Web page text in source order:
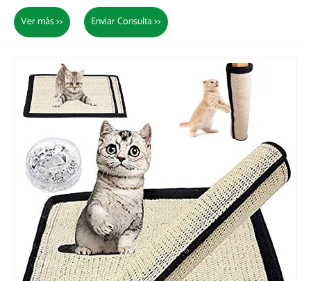
Ver más >> Enviar Consulta >>